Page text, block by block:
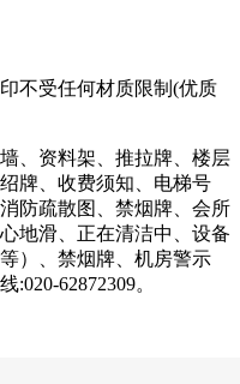
不受任何材质限制(优质
、资料架、推拉牌、楼层
牌、收费须知、电梯号
防疏散图、禁烟牌、会所
地滑、正在清洁中、设备
）、禁烟牌、机房警示
62872309。